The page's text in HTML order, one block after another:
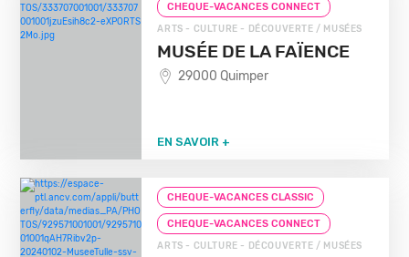
CHEQUE-VACANCES CONNECT
ARTS - CULTURE - DÉCOUVERTE / MUSÉES
MUSÉE DE LA FAÏENCE
29000 Quimper
EN SAVOIR +
CHEQUE-VACANCES CLASSIC
CHEQUE-VACANCES CONNECT
ARTS - CULTURE - DÉCOUVERTE / MUSÉES